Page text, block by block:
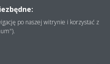
po naszej witrynie i korzystać z